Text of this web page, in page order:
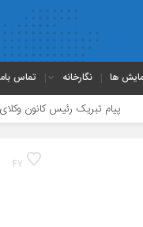
ها نگارخانه تماس
رئیس کانون وکلای قزوین به
47